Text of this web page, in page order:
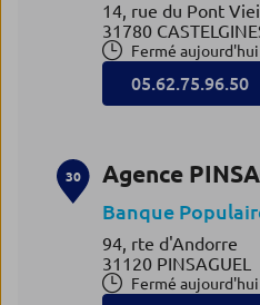
14, rue du Pont
31780
Fermé aujourd'hui
05.62.75.96.50
30 Agence
Banque
94, rte d'Andorre
31120 PINSAGUEL
Fermé aujourd'hui